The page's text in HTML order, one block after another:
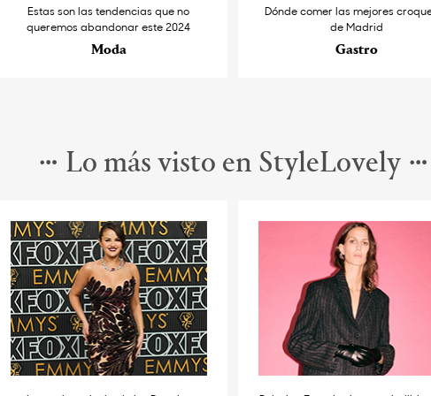
Estas son las tendencias que no
queremos abandonar este 2024
Moda
Dónde comer las mejores
de Madrid
Gastro
Lo más visto en StyleLovely